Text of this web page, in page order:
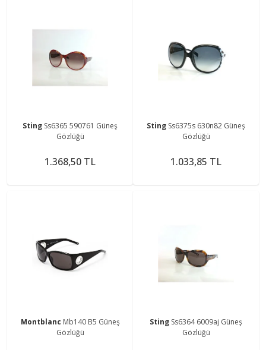
Sting Ss6365 590761 Güneş
Gözlüğü
1.368,50 TL
Sting Ss6375s 630n82 Güneş
Gözlüğü
1.033,85 TL
Montblanc Mb140 B5 Güneş
Gözlüğü
Sting Ss6364 6009aj Güneş
Gözlüğü